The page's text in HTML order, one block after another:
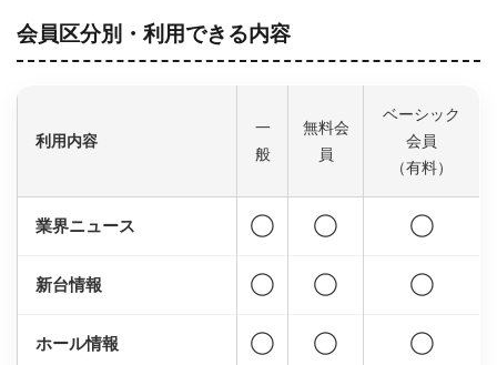
会員区分別・利用できる内容
利用内容
一
般
無料会
員
ベーシック
会員
（有料）
業界ニュース ◯ ◯ ◯
新台情報 ◯ ◯ ◯
ホール情報 ◯ ◯ ◯